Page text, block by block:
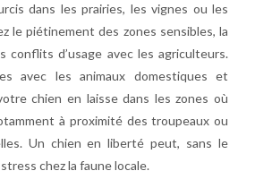
dans les prairies, les vignes ou les
le piétinement des zones sensibles, la
conflits d’usage avec les agriculteurs.
avec les animaux domestiques et
chien en laisse dans les zones où
à proximité des troupeaux ou
Un chien en liberté peut, sans le
chez la faune locale.